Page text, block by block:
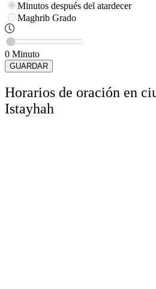
Minutos después del atardecer
Maghrib Grado
0 Minuto
GUARDAR
Horarios de oración en
Istayhah